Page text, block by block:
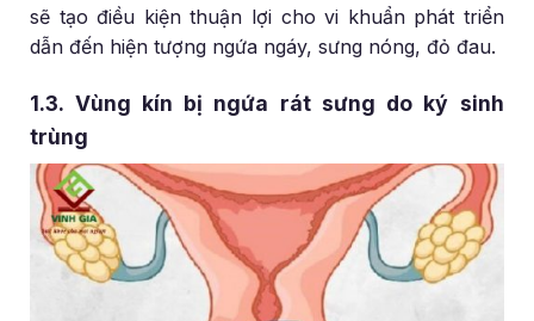
sẽ tạo điều kiện thuận lợi cho vi khuẩn phát triển
dẫn đến hiện tượng ngứa ngáy, sưng nóng, đỏ đau.
1.3. Vùng kín bị ngứa rát sưng do ký sinh
trùng